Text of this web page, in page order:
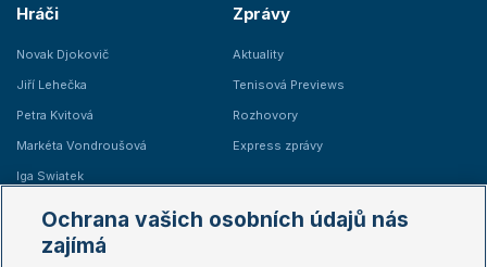
Hráči
Novak Djokovič
Jiří Lehečka
Petra Kvitová
Markéta Vondroušová
Iga Swiatek
Zprávy
Aktuality
Tenisová Previews
Rozhovory
Express zprávy
Žebříčky
Ochrana vašich osobních údajů nás
zajímá